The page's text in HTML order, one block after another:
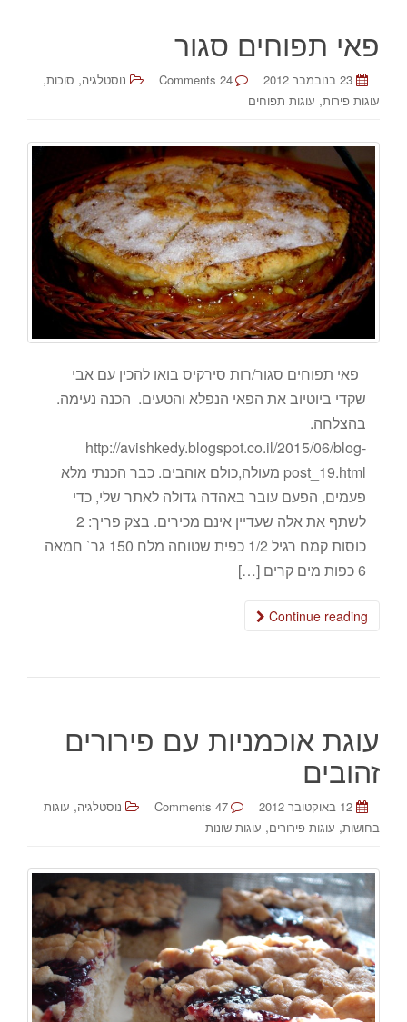
פאי תפוחים סגור
23 בנובמבר 2012 24 Comments נוסטלגיה, סוכות,
עוגות פירות, עוגות תפוחים
פאי תפוחים סגור/רות סירקיס בואו להכין עם אבי
שקדי ביוטיוב את הפאי הנפלא והטעים. הכנה נעימה.
בהצלחה.
http://avishkedy.blogspot.co.il/2015/06/blog-
post_19.html מעולה,כולם אוהבים. כבר הכנתי מלא
פעמים, הפעם עובר באהדה גדולה לאתר שלי, כדי
לשתף את אלה שעדיין אינם מכירים. בצק פריך: 2
כוסות קמח רגיל 1/2 כפית שטוחה מלח 150 גר` חמאה
6 כפות מים קרים […]
Continue reading
עוגת אוכמניות עם פירורים
זהובים
12 באוקטובר 2012 47 Comments נוסטלגיה, עוגות
בחושות, עוגות פירורים, עוגות שונות